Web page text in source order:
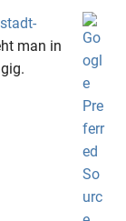
man in